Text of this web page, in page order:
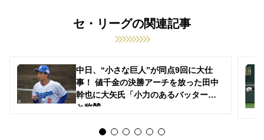
セ・リーグの関連記事
中日、“小さな巨人”が同点9回に大仕
事！ 値千金の決勝アーチを放った田中
幹也に大矢氏「小力のあるバッター」
と称賛